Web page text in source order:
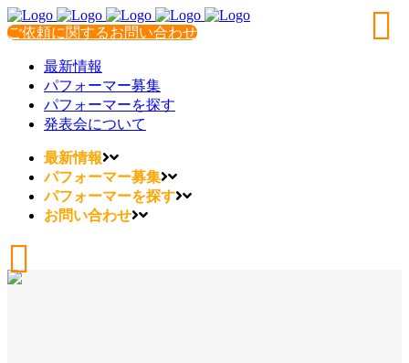
ご依頼に関するお問い合わせ
最新情報
パフォーマー募集
パフォーマーを探す
発表会について
最新情報
パフォーマー募集
パフォーマーを探す
お問い合わせ